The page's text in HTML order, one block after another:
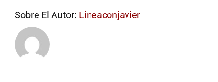
Sobre El Autor: Lineaconjavier